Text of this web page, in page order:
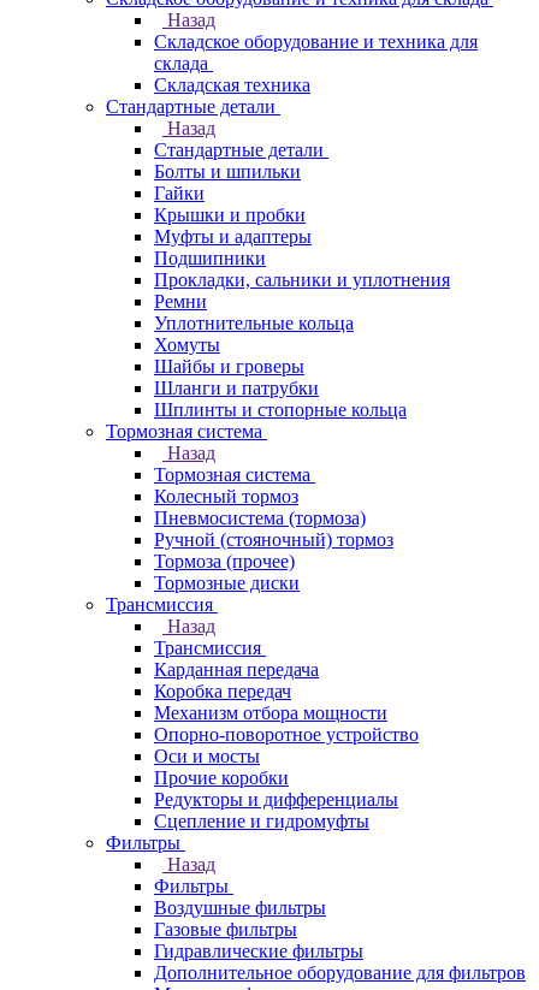
Назад
Складское оборудование и техника для
склада
Складская техника
Стандартные детали
Назад
Стандартные детали
Болты и шпильки
Гайки
Крышки и пробки
Муфты и адаптеры
Подшипники
Прокладки, сальники и уплотнения
Ремни
Уплотнительные кольца
Хомуты
Шайбы и гроверы
Шланги и патрубки
Шплинты и стопорные кольца
Тормозная система
Назад
Тормозная система
Колесный тормоз
Пневмосиcтема (тормоза)
Ручной (стояночный) тормоз
Тормоза (прочее)
Тормозные диски
Трансмиссия
Назад
Трансмиссия
Карданная передача
Коробка передач
Механизм отбора мощности
Опорно-поворотное устройство
Оси и мосты
Прочие коробки
Редукторы и дифференциалы
Сцепление и гидромуфты
Фильтры
Назад
Фильтры
Воздушные фильтры
Газовые фильтры
Гидравлические фильтры
Дополнительное оборудование для фильтров